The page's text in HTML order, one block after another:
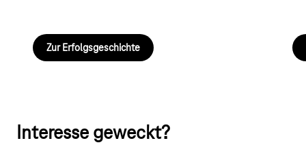
Zur Erfolgsgeschichte
Interesse geweckt?